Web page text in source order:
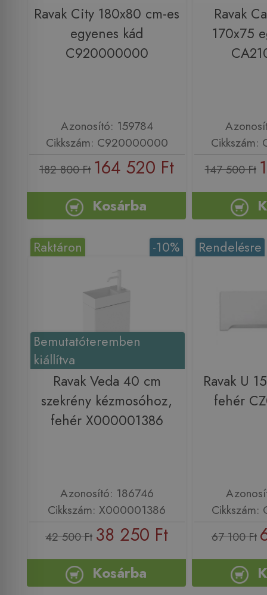
Ravak City 180x80 cm-es
egyenes kád
C920000000
Azonosító: 159784
Cikkszám: C920000000
182 800 Ft 164 520 Ft
Kosárba
Ravak
170x75
147 500 Ft
Bemutatóteremben
kiállítva
-10%
Raktáron
Ravak Veda 40 cm
szekrény kézmosóhoz,
fehér X000001386
Azonosító: 186746
Cikkszám: X000001386
42 500 Ft 38 250 Ft
Kosárba
Rendelésre
Ravak U
fehér
67 100 Ft